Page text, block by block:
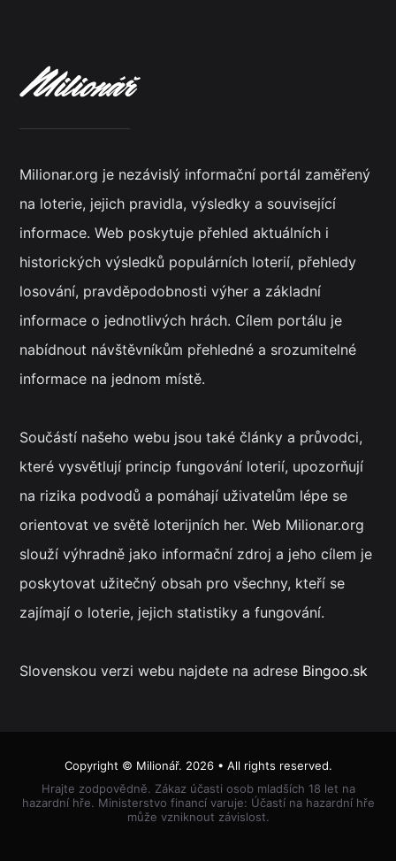
Milionar.org je nezávislý informační portál zaměřený
na loterie, jejich pravidla, výsledky a související
informace. Web poskytuje přehled aktuálních i
historických výsledků populárních loterií, přehledy
losování, pravděpodobnosti výher a základní
informace o jednotlivých hrách. Cílem portálu je
nabídnout návštěvníkům přehledné a srozumitelné
informace na jednom místě.
Součástí našeho webu jsou také články a průvodci,
které vysvětlují princip fungování loterií, upozorňují
na rizika podvodů a pomáhají uživatelům lépe se
orientovat ve světě loterijních her. Web Milionar.org
slouží výhradně jako informační zdroj a jeho cílem je
poskytovat užitečný obsah pro všechny, kteří se
zajímají o loterie, jejich statistiky a fungování.
Slovenskou verzi webu najdete na adrese Bingoo.sk
Copyright © Milionář. 2026 • All rights reserved.
Hrajte zodpovědně. Zákaz účasti osob mladších 18 let na
hazardní hře. Ministerstvo financí varuje: Účastí na hazardní hře
může vzniknout závislost.